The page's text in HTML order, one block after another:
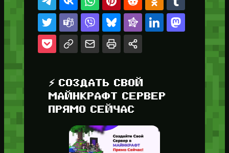
⚡ СОЗДАТЬ СВОЙ
МАЙНКРАФТ СЕРВЕР
ПРЯМО СЕЙЧАС